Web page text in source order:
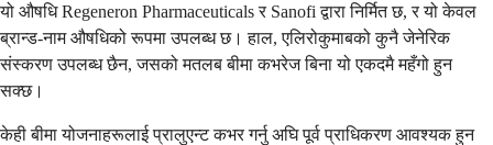
यो औषधि Regeneron Pharmaceuticals र Sanofi द्वारा निर्मित छ, र यो केवल
ब्रान्ड-नाम औषधिको रूपमा उपलब्ध छ। हाल, एलिरोकुमाबको कुनै जेनेरिक
संस्करण उपलब्ध छैन, जसको मतलब बीमा कभरेज बिना यो एकदमै महँगो हुन
सक्छ।
केही बीमा योजनाहरूलाई प्रालुएन्ट कभर गर्नु अघि पूर्व प्राधिकरण आवश्यक हुन